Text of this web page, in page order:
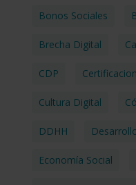
Bonos Sociales
Brecha Digital
CDP
Cultura Digital
DDHH
Economía Social